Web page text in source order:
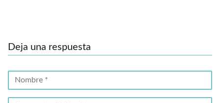
Deja una respuesta